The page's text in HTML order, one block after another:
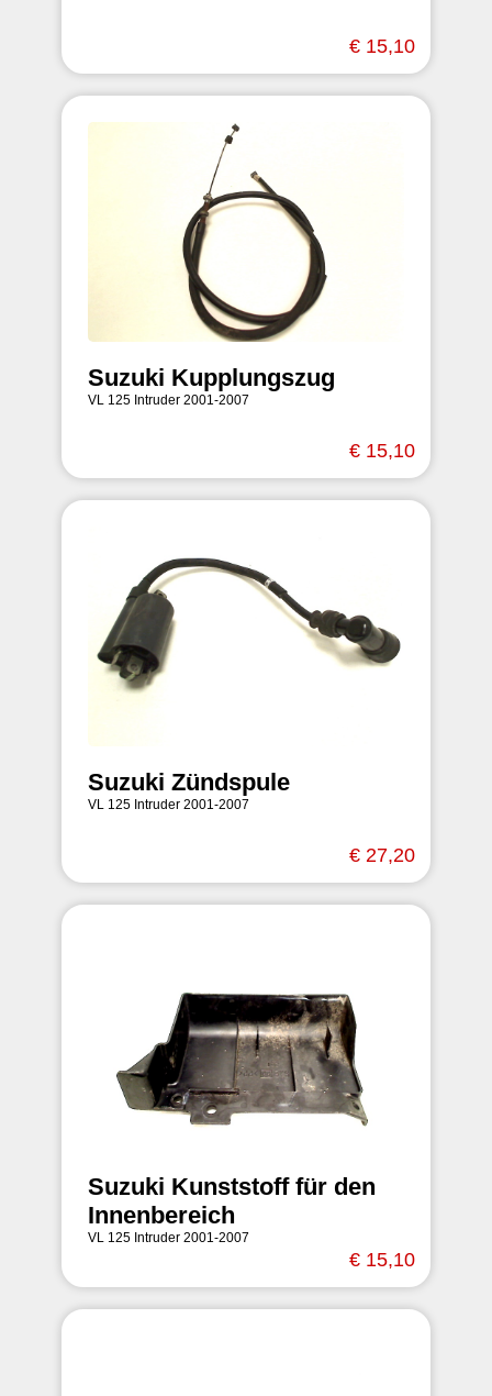
€ 15,10
Suzuki Kupplungszug
VL 125 Intruder 2001-2007
€ 15,10
Suzuki Zündspule
VL 125 Intruder 2001-2007
€ 27,20
Suzuki Kunststoff für den
Innenbereich
VL 125 Intruder 2001-2007
€ 15,10